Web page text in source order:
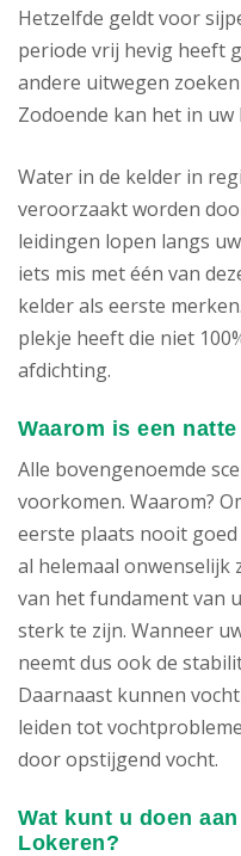
Hetzelfde geldt voor
periode vrij hevig heeft
andere uitwegen
Zodoende kan het in
Water in de kelder in
veroorzaakt worden
leidingen lopen langs
iets mis met één van
kelder als eerste
plekje heeft die niet
afdichting.
Waarom is een
Alle bovengenoemde
voorkomen. Waarom?
eerste plaats nooit
al helemaal onwenselijk
van het fundament van
sterk te zijn. Wanneer
neemt dus ook de
Daarnaast kunnen
leiden tot
door opstijgend vocht.
Wat kunt u doen
Lokeren?